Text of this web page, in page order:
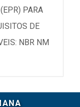
PARA
DE
NBR NM